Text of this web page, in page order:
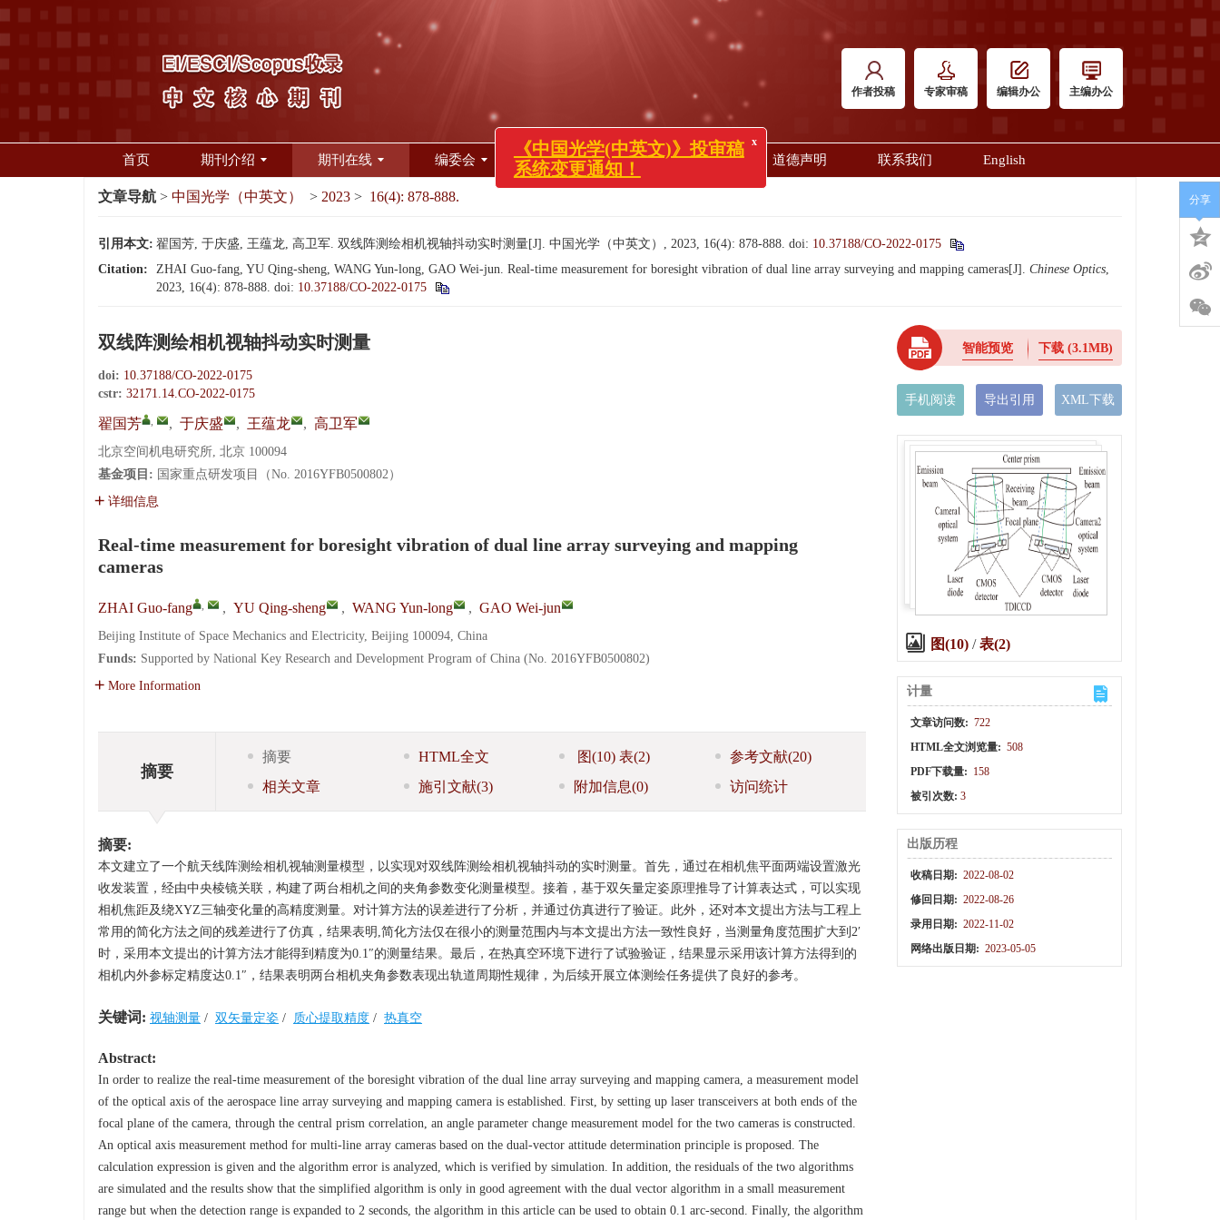
作者投稿 专家审稿 编辑办公 主编办公
首页 期刊介绍 期刊在线 编委会 投稿指南 审稿服务 道德声明 联系我们 English
文章导航 > 中国光学（中英文） > 2023 > 16(4): 878-888.
引用本文: 翟国芳, 于庆盛, 王蕴龙, 高卫军. 双线阵测绘相机视轴抖动实时测量[J]. 中国光学（中英文）, 2023, 16(4): 878-888. doi: 10.37188/CO-2022-0175
Citation:
ZHAI Guo-fang, YU Qing-sheng, WANG Yun-long, GAO Wei-jun. Real-time measurement for boresight vibration of dual line array surveying and mapping cameras[J]. Chinese Optics,
2023, 16(4): 878-888. doi: 10.37188/CO-2022-0175
双线阵测绘相机视轴抖动实时测量
doi: 10.37188/CO-2022-0175
cstr: 32171.14.CO-2022-0175
翟国芳 , , 于庆盛 , 王蕴龙 , 高卫军
北京空间机电研究所, 北京 100094
基金项目: 国家重点研发项目（No. 2016YFB0500802）
详细信息
Real-time measurement for boresight vibration of dual line array surveying and mapping
cameras
ZHAI Guo-fang , , YU Qing-sheng , WANG Yun-long , GAO Wei-jun
Beijing Institute of Space Mechanics and Electricity, Beijing 100094, China
Funds: Supported by National Key Research and Development Program of China (No. 2016YFB0500802)
More Information
摘要
摘要 HTML全文 图(10) 表(2) 参考文献(20)
相关文章
施引文献(3) 附加信息(0) 访问统计
摘要:
本文建立了一个航天线阵测绘相机视轴测量模型，以实现对双线阵测绘相机视轴抖动的实时测量。首先，通过在相机焦平面两端设置激光
收发装置，经由中央棱镜关联，构建了两台相机之间的夹角参数变化测量模型。接着，基于双矢量定姿原理推导了计算表达式，可以实现
相机焦距及绕XYZ三轴变化量的高精度测量。对计算方法的误差进行了分析，并通过仿真进行了验证。此外，还对本文提出方法与工程上
常用的简化方法之间的残差进行了仿真，结果表明,简化方法仅在很小的测量范围内与本文提出方法一致性良好，当测量角度范围扩大到2′
时，采用本文提出的计算方法才能得到精度为0.1″的测量结果。最后，在热真空环境下进行了试验验证，结果显示采用该计算方法得到的
相机内外参标定精度达0.1″，结果表明两台相机夹角参数表现出轨道周期性规律，为后续开展立体测绘任务提供了良好的参考。
关键词: 视轴测量 / 双矢量定姿 / 质心提取精度 / 热真空
Abstract:
In order to realize the real-time measurement of the boresight vibration of the dual line array surveying and mapping camera, a measurement model
of the optical axis of the aerospace line array surveying and mapping camera is established. First, by setting up laser transceivers at both ends of the
focal plane of the camera, through the central prism correlation, an angle parameter change measurement model for the two cameras is constructed.
An optical axis measurement method for multi-line array cameras based on the dual-vector attitude determination principle is proposed. The
calculation expression is given and the algorithm error is analyzed, which is verified by simulation. In addition, the residuals of the two algorithms
are simulated and the results show that the simplified algorithm is only in good agreement with the dual vector algorithm in a small measurement
range but when the detection range is expanded to 2 seconds, the algorithm in this article can be used to obtain 0.1 arc-second. Finally, the algorithm
智能预览 下载 (3.1MB)
手机阅读 导出引用 XML下载
图(10)/表(2)
计量
文章访问数: 722
HTML全文浏览量: 508
PDF下载量: 158
被引次数: 3
出版历程
收稿日期: 2022-08-02
修回日期: 2022-08-26
录用日期: 2022-11-02
网络出版日期: 2023-05-05
分享
x
《中国光学(中英文)》投审稿
系统变更通知！